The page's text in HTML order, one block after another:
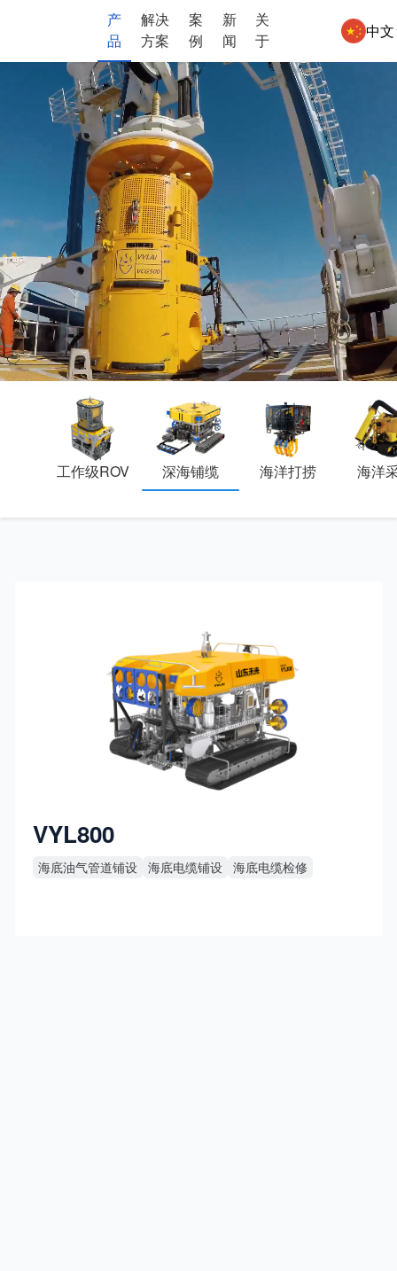
产
品
解决
方案
案
例
新
闻
关
于
中文
工作级ROV 深海铺缆 海洋打捞 海洋
VYL800
海底油气管道铺设 海底电缆铺设 海底电缆检修